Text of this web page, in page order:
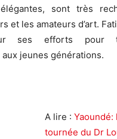
sont très
et les amateurs d’art.
ses efforts pour
jeunes générations.
A lire : Yaoundé:
tournée du Dr